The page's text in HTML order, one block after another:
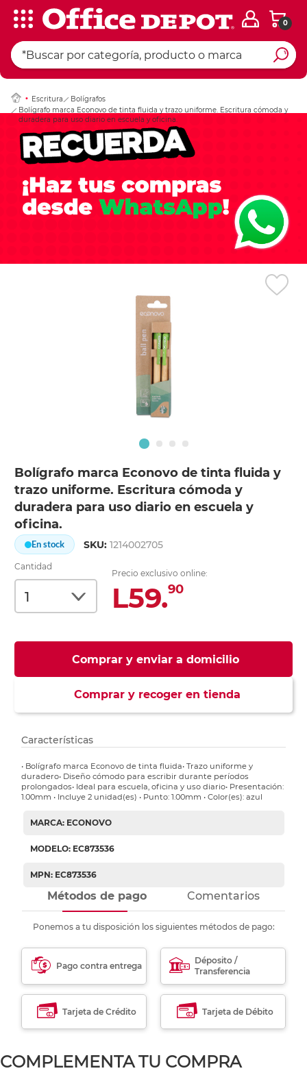
0
Escritura
Bolígrafos
Bolígrafo marca Econovo de tinta fluida y trazo uniforme. Escritura cómoda y
duradera para uso diario en escuela y oficina.
Bolígrafo marca Econovo de tinta fluida y
trazo uniforme. Escritura cómoda y
duradera para uso diario en escuela y
oficina.
En stock SKU:1214002705
Cantidad
Precio exclusivo online:
L59.90
Comprar y enviar a domicilio
Comprar y recoger en tienda
Ingresar Codigo
Características
• Bolígrafo marca Econovo de tinta fluida• Trazo uniforme y
duradero• Diseño cómodo para escribir durante períodos
prolongados• Ideal para escuela, oficina y uso diario• Presentación:
1.00mm • Incluye 2 unidad(es) • Punto: 1.00mm • Color(es): azul
MARCA: ECONOVO
MODELO: EC873536
MPN: EC873536
Métodos de pago Comentarios
Ponemos a tu disposición los siguientes métodos de pago:
Pago contra entrega
Déposito /
Transferencia
Tarjeta de Crédito Tarjeta de Débito
COMPLEMENTA TU COMPRA